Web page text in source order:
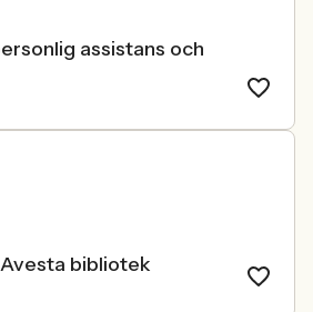
assistans och
bibliotek